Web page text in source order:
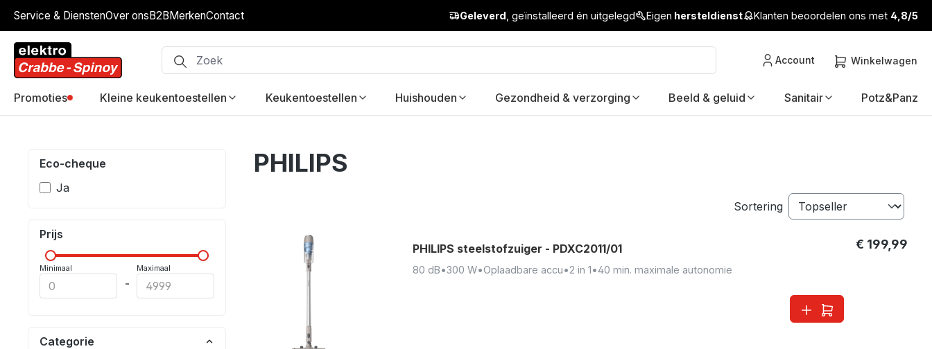
to main content
Skip to search
Skip to main navigation
Service & DienstenOver onsB2BMerkenContact Geleverd , geïnstalleerd én uitgelegd Eigen hersteldienst Klanten beoordelen ons met 4,8/5
Account Winkelwagen
Promoties Kleine keukentoestellen Keukentoestellen Huishouden Gezondheid & verzorging Beeld & geluid Sanitair Potz&Panz
Eco-cheque
Ja
Prijs
Minimaal
-
Maximaal
Categorie
PHILIPS
Sortering
PHILIPS steelstofzuiger - PDXC2011/01
80 dB•300 W•Oplaadbare accu•2 in 1•40 min. maximale autonomie
€ 199,99